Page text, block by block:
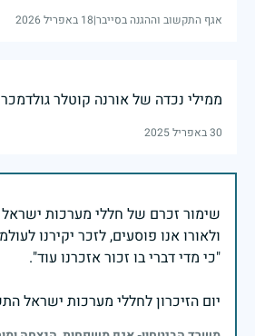
אגף התקשוב וההגנה בסייבר|18 באפריל 2026
ממילי נכדה של אורנה קוטלר גולדמכר
30 באפריל 2025
שימור זכרם של חללי מערכות ישראל
יום הזיכרון לחללי מערכות ישראל